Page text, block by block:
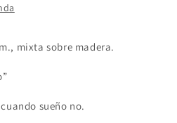
mixta sobre madera.
sueño no.